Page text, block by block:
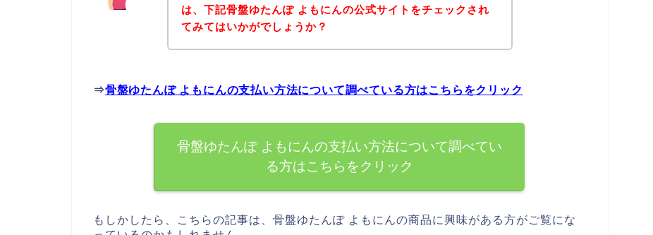
は、下記骨盤ゆたんぽ よもにんの公式サイトをチェックされ
てみてはいかがでしょうか？
⇒骨盤ゆたんぽ よもにんの支払い方法について調べている方はこちらをクリック
骨盤ゆたんぽ よもにんの支払い方法について調べてい
る方はこちらをクリック
もしかしたら、こちらの記事は、骨盤ゆたんぽ よもにんの商品に興味がある方がご覧にな